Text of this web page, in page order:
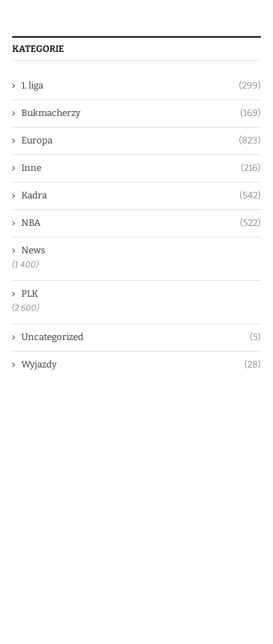
KATEGORIE
1. liga (299)
Bukmacherzy (169)
Europa (823)
Inne (216)
Kadra (542)
NBA (522)
News
(1 400)
PLK
(2 600)
Uncategorized (5)
Wyjazdy (28)